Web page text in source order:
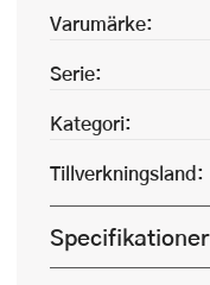
Varumärke:
Serie:
Kategori:
Tillverkningsland:
Specifikationer